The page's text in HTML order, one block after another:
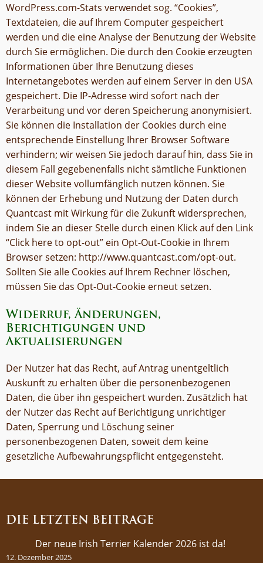
WordPress.com-Stats verwendet sog. “Cookies”,
Textdateien, die auf Ihrem Computer gespeichert
werden und die eine Analyse der Benutzung der Website
durch Sie ermöglichen. Die durch den Cookie erzeugten
Informationen über Ihre Benutzung dieses
Internetangebotes werden auf einem Server in den USA
gespeichert. Die IP-Adresse wird sofort nach der
Verarbeitung und vor deren Speicherung anonymisiert.
Sie können die Installation der Cookies durch eine
entsprechende Einstellung Ihrer Browser Software
verhindern; wir weisen Sie jedoch darauf hin, dass Sie in
diesem Fall gegebenenfalls nicht sämtliche Funktionen
dieser Website vollumfänglich nutzen können. Sie
können der Erhebung und Nutzung der Daten durch
Quantcast mit Wirkung für die Zukunft widersprechen,
indem Sie an dieser Stelle durch einen Klick auf den Link
“Click here to opt-out” ein Opt-Out-Cookie in Ihrem
Browser setzen: http://www.quantcast.com/opt-out.
Sollten Sie alle Cookies auf Ihrem Rechner löschen,
müssen Sie das Opt-Out-Cookie erneut setzen.
Widerruf, Änderungen,
Berichtigungen und
Aktualisierungen
Der Nutzer hat das Recht, auf Antrag unentgeltlich
Auskunft zu erhalten über die personenbezogenen
Daten, die über ihn gespeichert wurden. Zusätzlich hat
der Nutzer das Recht auf Berichtigung unrichtiger
Daten, Sperrung und Löschung seiner
personenbezogenen Daten, soweit dem keine
gesetzliche Aufbewahrungspflicht entgegensteht.
DIE LETZTEN BEITRÄGE
Der neue Irish Terrier Kalender 2026 ist da!
12. Dezember 2025